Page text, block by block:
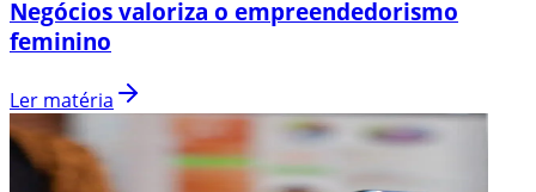
Negócios valoriza o empreendedorismo
feminino
Ler matéria